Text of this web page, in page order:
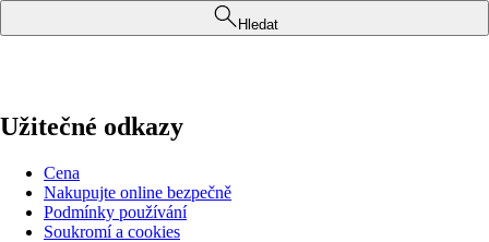
Hledat
Užitečné odkazy
Cena
Nakupujte online bezpečně
Podmínky používání
Soukromí a cookies